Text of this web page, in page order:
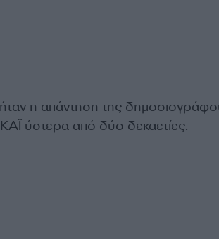
η απάντηση της
ύστερα από δύο δεκαετίες.